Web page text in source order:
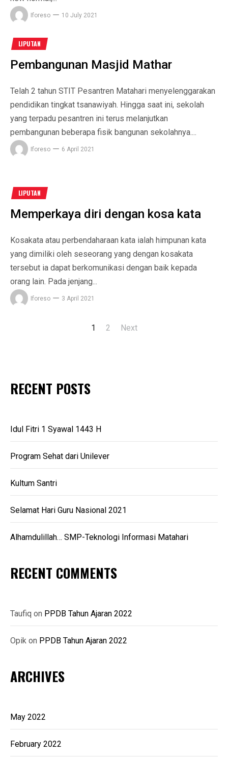
Iforeso 10 July 2021
LIPUTAN
Pembangunan Masjid Mathar
Telah 2 tahun STIT Pesantren Matahari menyelenggarakan
pendidikan tingkat tsanawiyah. Hingga saat ini, sekolah
yang terpadu pesantren ini terus melanjutkan
pembangunan beberapa fisik bangunan sekolahnya....
Iforeso 6 April 2021
LIPUTAN
Memperkaya diri dengan kosa kata
Kosakata atau perbendaharaan kata ialah himpunan kata
yang dimiliki oleh seseorang yang dengan kosakata
tersebut ia dapat berkomunikasi dengan baik kepada
orang lain. Pada jenjang...
Iforeso 3 April 2021
1 2 Next
RECENT POSTS
Idul Fitri 1 Syawal 1443 H
Program Sehat dari Unilever
Kultum Santri
Selamat Hari Guru Nasional 2021
Alhamdulillah… SMP-Teknologi Informasi Matahari
RECENT COMMENTS
Taufiq on PPDB Tahun Ajaran 2022
Opik on PPDB Tahun Ajaran 2022
ARCHIVES
May 2022
February 2022